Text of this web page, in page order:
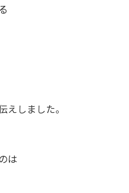
えしました。
は